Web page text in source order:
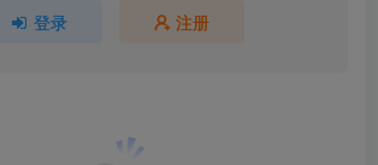
登录 注册